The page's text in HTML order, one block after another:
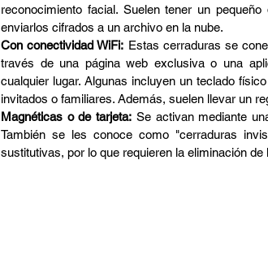
reconocimiento facial. Suelen tener un
enviarlos cifrados a un archivo en la nube.
Con conectividad WiFi: Estas cerraduras se
través de una página web exclusiva o una
cualquier lugar. Algunas incluyen un teclado
invitados o familiares. Además, suelen llevar un
Magnéticas o de tarjeta: Se activan mediante
También se les conoce como "cerraduras
sustitutivas, por lo que requieren la eliminación